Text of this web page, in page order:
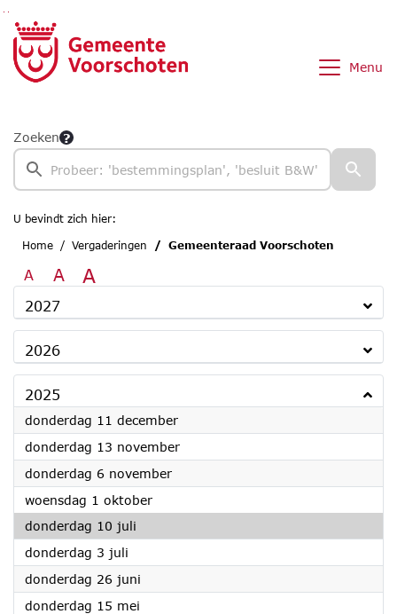
Ga naar de inhoud van deze pagina
Ga naar het zoeken
Ga naar het menu
Menu
Zoeken
U bevindt zich hier:
Home
Vergaderingen Gemeenteraad Voorschoten
A A A
2027
2026
2025
donderdag 11 december2025
donderdag 13 november2025
donderdag 6 november2025
woensdag 1 oktober2025
donderdag 10 juli
donderdag 3 juli
donderdag 26 juni
donderdag 15 mei